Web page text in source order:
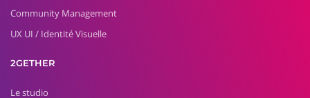
Community Management
UX UI / Identité Visuelle
2GETHER
Le studio